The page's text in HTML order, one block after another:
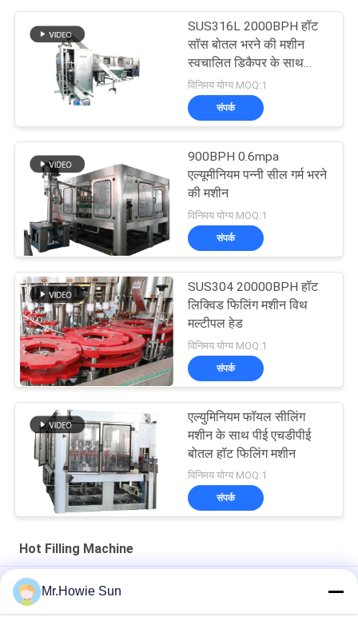
SUS316L 2000BPH हॉट
सॉस बोतल भरने की मशीन
स्वचालित डिकैपर के साथ
With
विनिमय योग्य MOQ:1
संपर्क
900BPH 0.6mpa
एल्यूमीनियम पन्नी सील गर्म भरने
की मशीन
विनिमय योग्य MOQ:1
संपर्क
SUS304 20000BPH हॉट
लिक्विड फिलिंग मशीन विथ
मल्टीपल हेड
विनिमय योग्य MOQ:1
संपर्क
एल्युमिनियम फॉयल सीलिंग
मशीन के साथ पीई एचडीपीई
बोतल हॉट फिलिंग मशीन
विनिमय योग्य MOQ:1
संपर्क
Hot Filling Machine
Plastic Bottle Hot Filling Machine 3 In 1 For Fruit Juice
Processing
Mr.Howie Sun